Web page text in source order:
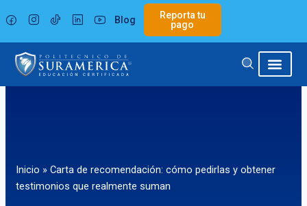
al
contenido
Blog
Reporta tu
pago
Inicio » Carta de recomendación: cómo pedirlas y obtener
testimonios que realmente suman